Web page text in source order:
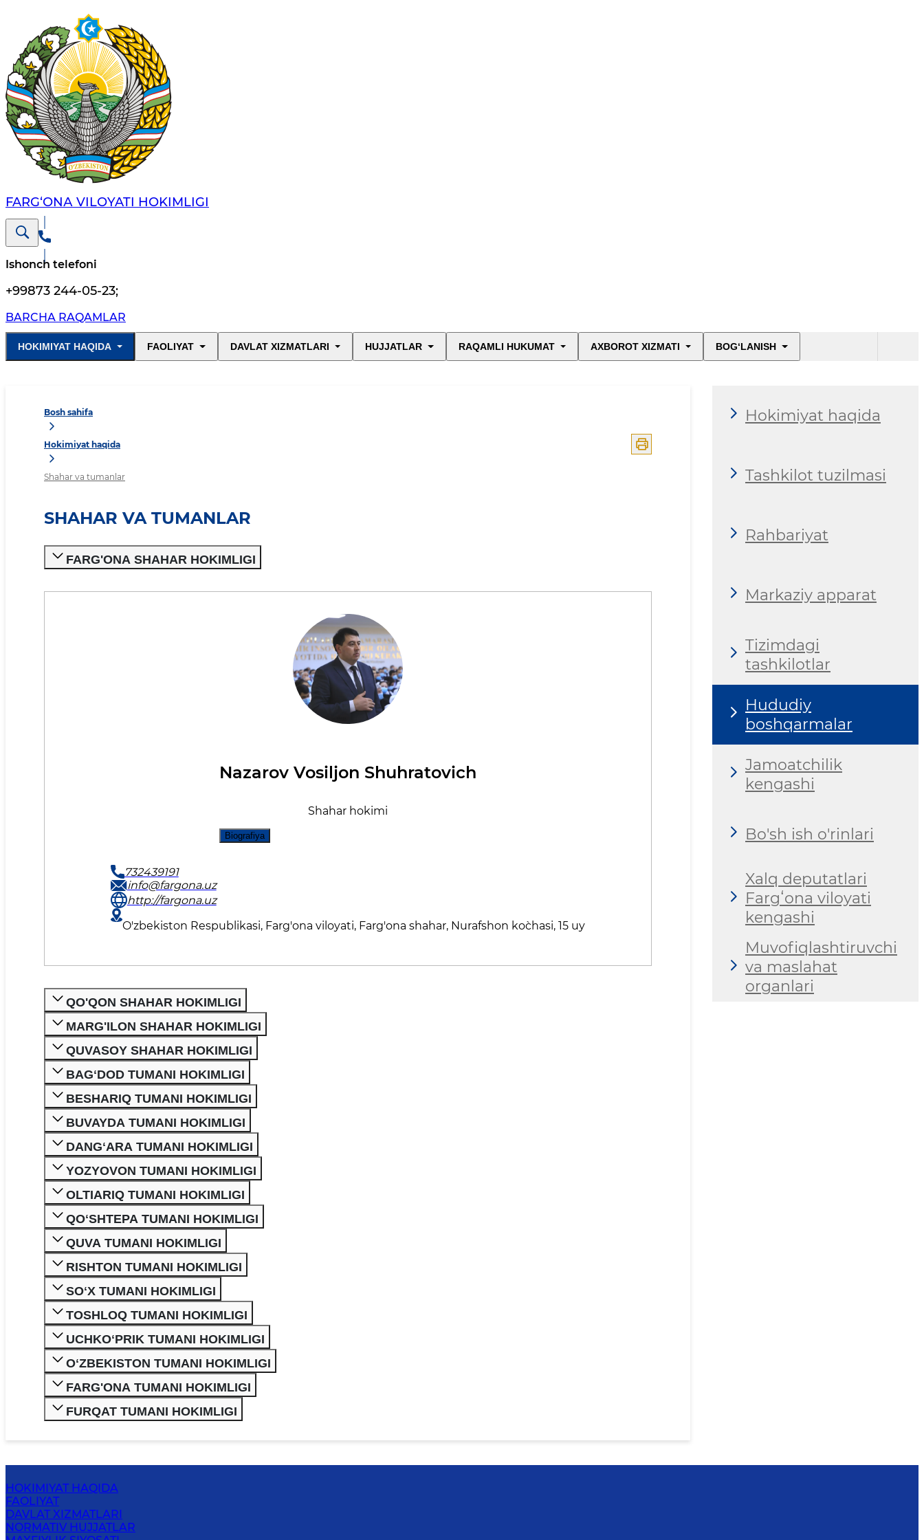
FARG‘ОNА VILОYATI HОKIMLIGI
Ishonch telefoni
+99873 244-05-23;
BARCHA RAQAMLAR
HOKIMIYAT HAQIDA FAOLIYAT DAVLAT XIZMATLARI HUJJATLAR RAQAMLI HUKUMAT AXBOROT XIZMATI BOG‘LANISH
Bosh sahifa
Hokimiyat haqida
Shahar va tumanlar
SHAHAR VA TUMANLAR
FARG'ONA SHAHAR HOKIMLIGI
Nazarov Vosiljon Shuhratovich
Shahar hokimi
Biografiya
732439191
info@fargona.uz
http://fargona.uz
O'zbekiston Respublikasi, Farg'ona viloyati, Farg'ona shahar, Nurafshon ko`chasi, 15 uy
QO'QON SHAHAR HOKIMLIGI
MARG'ILON SHAHAR HOKIMLIGI
QUVASOY SHAHAR HOKIMLIGI
BAGʻDOD TUMANI HOKIMLIGI
BESHARIQ TUMANI HOKIMLIGI
BUVAYDA TUMANI HOKIMLIGI
DANGʻARA TUMANI HOKIMLIGI
YOZYOVON TUMANI HOKIMLIGI
OLTIARIQ TUMANI HOKIMLIGI
QOʻSHTEPA TUMANI HOKIMLIGI
QUVA TUMANI HOKIMLIGI
RISHTON TUMANI HOKIMLIGI
SOʻX TUMANI HOKIMLIGI
TOSHLOQ TUMANI HOKIMLIGI
UCHKOʻPRIK TUMANI HOKIMLIGI
OʻZBEKISTON TUMANI HOKIMLIGI
FARG'ONA TUMANI HOKIMLIGI
FURQAT TUMANI HOKIMLIGI
Hokimiyat haqida
Tashkilot tuzilmasi
Rahbariyat
Markaziy apparat
Tizimdagi
tashkilotlar
Hududiy
boshqarmalar
Jamoatchilik
kengashi
Bo'sh ish o'rinlari
Xalq deputatlari
Fargʻona viloyati
kengashi
Muvofiqlashtiruvchi
va maslahat
organlari
HOKIMIYAT HAQIDA
FAOLIYAT
DAVLAT XIZMATLARI
NORMATIV HUJJATLAR